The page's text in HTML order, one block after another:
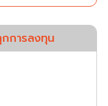
การลงทุน